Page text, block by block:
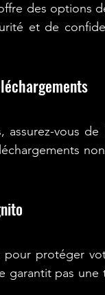
des options
et de
assurez-vous
protéger
garantit pas